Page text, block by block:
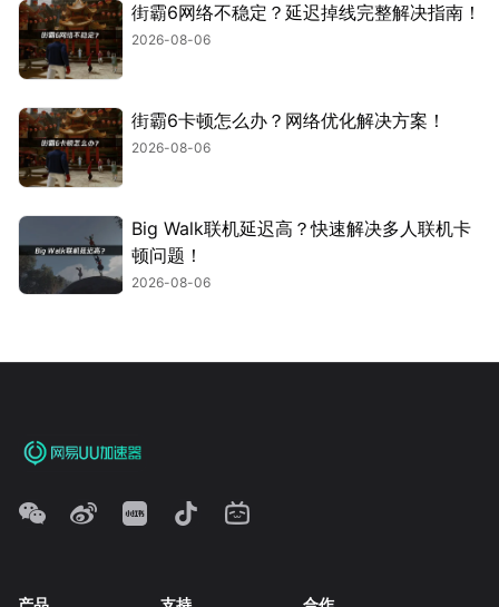
街霸6网络不稳定？延迟掉线完整解决指南！
2026-08-06
街霸6卡顿怎么办？网络优化解决方案！
2026-08-06
Big Walk联机延迟高？快速解决多人联机卡
顿问题！
2026-08-06